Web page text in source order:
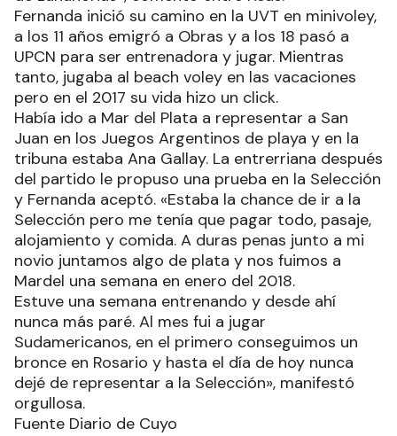
Fernanda inició su camino en la UVT en minivoley,
a los 11 años emigró a Obras y a los 18 pasó a
UPCN para ser entrenadora y jugar. Mientras
tanto, jugaba al beach voley en las vacaciones
pero en el 2017 su vida hizo un click.
Había ido a Mar del Plata a representar a San
Juan en los Juegos Argentinos de playa y en la
tribuna estaba Ana Gallay. La entrerriana después
del partido le propuso una prueba en la Selección
y Fernanda aceptó. «Estaba la chance de ir a la
Selección pero me tenía que pagar todo, pasaje,
alojamiento y comida. A duras penas junto a mi
novio juntamos algo de plata y nos fuimos a
Mardel una semana en enero del 2018.
Estuve una semana entrenando y desde ahí
nunca más paré. Al mes fui a jugar
Sudamericanos, en el primero conseguimos un
bronce en Rosario y hasta el día de hoy nunca
dejé de representar a la Selección», manifestó
orgullosa.
Fuente Diario de Cuyo